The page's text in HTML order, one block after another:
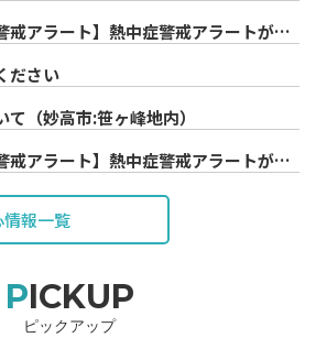
戒アラート】熱中症警戒アラートが発
ださい
（妙高市:笹ヶ峰地内）
戒アラート】熱中症警戒アラートが発
報一覧
PICKUP
ピックアップ